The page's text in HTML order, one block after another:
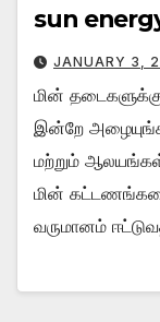
sun
JANUARY 3,
மின்
இன்றே
மற்றும்
மின்
வருமானம்